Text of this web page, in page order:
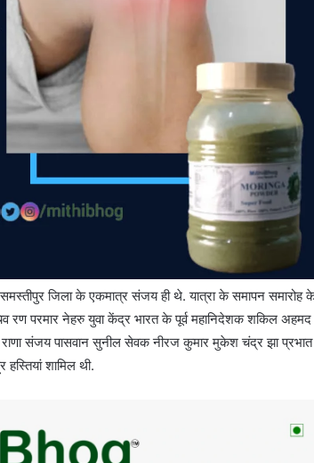
जिला के एकमात्र संजय ही थे. यात्रा के समापन समारोह
रण परमार नेहरु युवा केंद्र भारत के पूर्व महानिदेशक शकिल अहमद
संजय पासवान सुनील सेवक नीरज कुमार मुकेश चंद्र झा प्रभात
शामिल थी.